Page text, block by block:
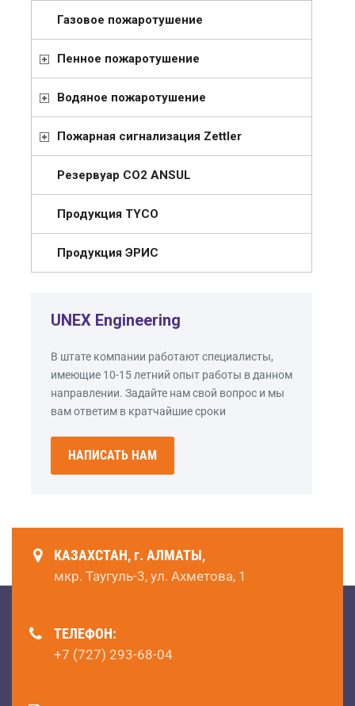
Газовое пожаротушение
Пенное пожаротушение
Водяное пожаротушение
Пожарная сигнализация Zettler
Резервуар СО2 ANSUL
Продукция TYCO
Продукция ЭРИС
UNEX Engineering
В штате компании работают специалисты,
имеющие 10-15 летний опыт работы в данном
направлении. Задайте нам свой вопрос и мы
вам ответим в кратчайшие сроки
НАПИСАТЬ НАМ
КАЗАХСТАН, г. АЛМАТЫ,
мкр. Таугуль-3, ул. Ахметова, 1
ТЕЛЕФОН:
+7 (727) 293-68-04